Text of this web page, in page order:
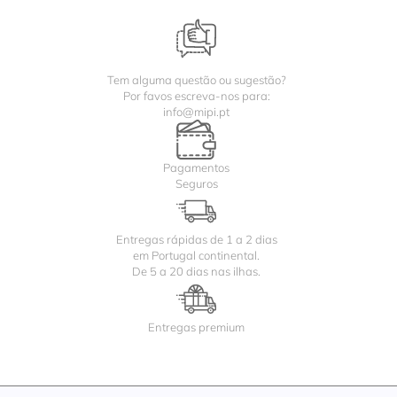
Tem alguma questão ou sugestão?
Por favos escreva-nos para:
info@mipi.pt
Pagamentos
Seguros
Entregas rápidas de 1 a 2 dias
em Portugal continental.
De 5 a 20 dias nas ilhas.
Entregas premium